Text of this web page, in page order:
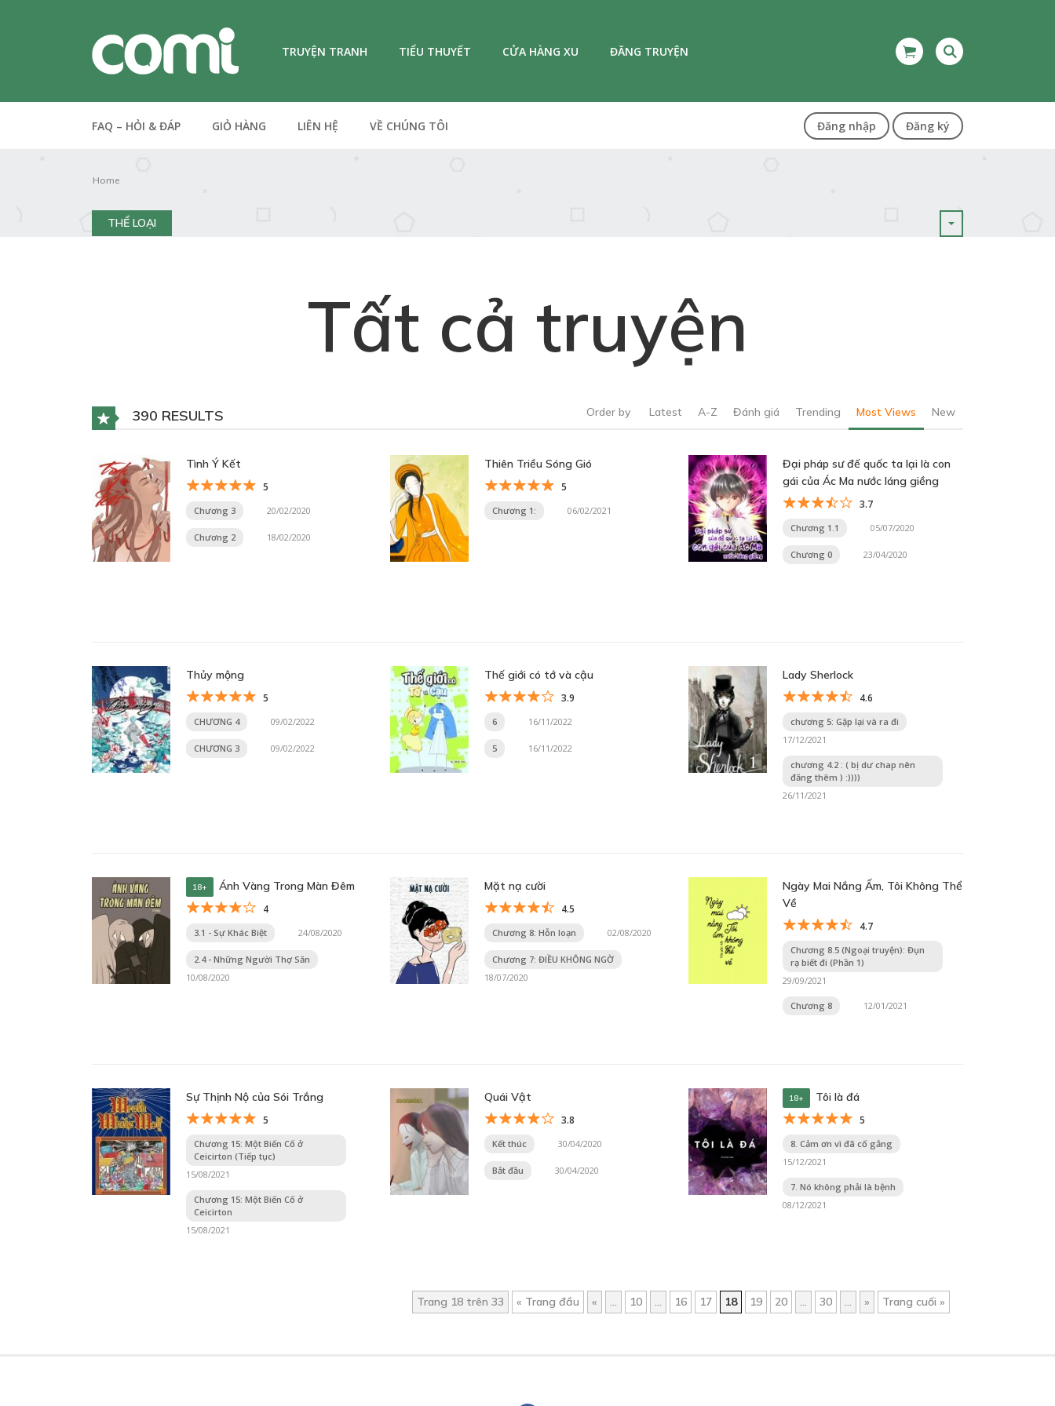
TRUYỆN TRANH TIỂU THUYẾT CỬA HÀNG XU ĐĂNG TRUYỆN
FAQ – HỎI & ĐÁP GIỎ HÀNG LIÊN HỆ VỀ CHÚNG TÔI Đăng nhập Đăng ký
Home
THỂ LOẠI
Tất cả truyện
390 RESULTS Order by Latest A-Z Đánh giá Trending Most Views New
Tình Ý Kết
5
Chương 3 20/02/2020
Chương 2 18/02/2020
Thiên Triều Sóng Gió
5
Chương 1: 06/02/2021
Đại pháp sư đế quốc ta lại là con
gái của Ác Ma nước láng giềng
3.7
Chương 1.1 05/07/2020
Chương 0 23/04/2020
Thủy mộng
5
CHƯƠNG 4 09/02/2022
CHƯƠNG 3 09/02/2022
Thế giới có tớ và cậu
3.9
6 16/11/2022
5 16/11/2022
Lady Sherlock
4.6
chương 5: Gặp lại và ra đi
17/12/2021
chương 4.2 : ( bị dư chap nên
đăng thêm ) :))))
26/11/2021
18+ Ánh Vàng Trong Màn Đêm
4
3.1 - Sự Khác Biệt 24/08/2020
2.4 - Những Người Thợ Săn
10/08/2020
Mặt nạ cười
4.5
Chương 8: Hỗn loạn 02/08/2020
Chương 7: ĐIỀU KHÔNG NGỜ
18/07/2020
Ngày Mai Nắng Ấm, Tôi Không Thể
Về
4.7
Chương 8.5 (Ngoại truyện): Đụn
rạ biết đi (Phần 1)
29/09/2021
Chương 8 12/01/2021
Sự Thịnh Nộ của Sói Trắng
5
Chương 15: Một Biến Cố ở
Ceicirton (Tiếp tục)
15/08/2021
Chương 15: Một Biến Cố ở
Ceicirton
15/08/2021
Quái Vật
3.8
Kết thúc 30/04/2020
Bắt đầu 30/04/2020
18+ Tôi là đá
5
8. Cảm ơn vì đã cố gắng
15/12/2021
7. Nó không phải là bệnh
08/12/2021
Trang 18 trên 33 « Trang đầu « 10 16 17 18 19 20 30 » Trang cuối »